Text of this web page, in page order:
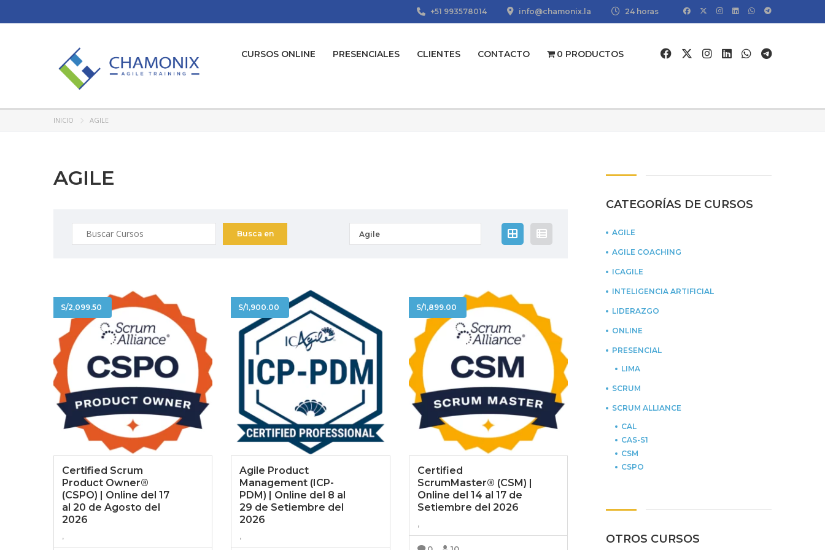
24 horas
info@chamonix.la
+51 993578014
CURSOS ONLINE PRESENCIALES CLIENTES CONTACTO 0 PRODUCTOS
INICIO AGILE
AGILE
Buscar: Agile
S/2,099.50
Certified Scrum
Product Owner®
(CSPO) | Online del 17
al 20 de Agosto del
2026
,
S/1,900.00
Agile Product
Management (ICP-
PDM) | Online del 8 al
29 de Setiembre del
2026
,
S/1,899.00
Certified
ScrumMaster® (CSM) |
Online del 14 al 17 de
Setiembre del 2026
,
CATEGORÍAS DE CURSOS
AGILE
AGILE COACHING
ICAGILE
INTELIGENCIA ARTIFICIAL
LIDERAZGO
ONLINE
PRESENCIAL
LIMA
SCRUM
SCRUM ALLIANCE
CAL
CAS-S1
CSM
CSPO
OTROS CURSOS